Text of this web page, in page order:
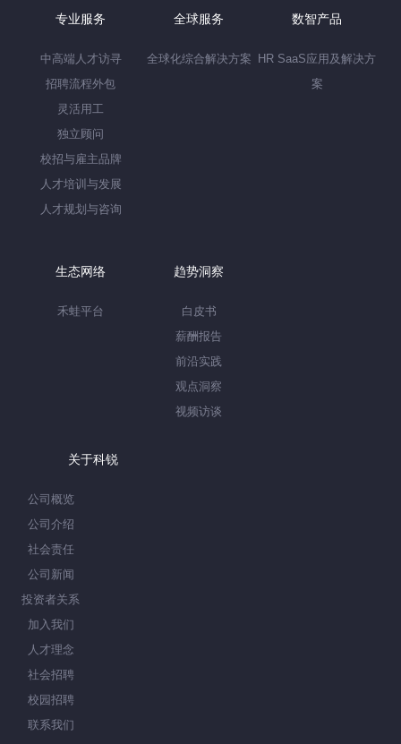
专业服务
中高端人才访寻
招聘流程外包
灵活用工
独立顾问
校招与雇主品牌
人才培训与发展
人才规划与咨询
全球服务
全球化综合解决方案
数智产品
HR SaaS应用及解决方
案
生态网络
禾蛙平台
趋势洞察
白皮书
薪酬报告
前沿实践
观点洞察
视频访谈
关于科锐
公司概览
公司介绍
社会责任
公司新闻
投资者关系
加入我们
人才理念
社会招聘
校园招聘
联系我们